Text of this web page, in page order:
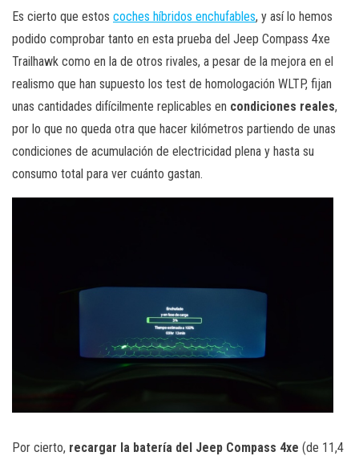
Es cierto que estos coches híbridos enchufables, y así lo hemos
podido comprobar tanto en esta prueba del Jeep Compass 4xe
Trailhawk como en la de otros rivales, a pesar de la mejora en el
realismo que han supuesto los test de homologación WLTP, fijan
unas cantidades difícilmente replicables en condiciones reales,
por lo que no queda otra que hacer kilómetros partiendo de unas
condiciones de acumulación de electricidad plena y hasta su
consumo total para ver cuánto gastan.
Por cierto, recargar la batería del Jeep Compass 4xe (de 11,4